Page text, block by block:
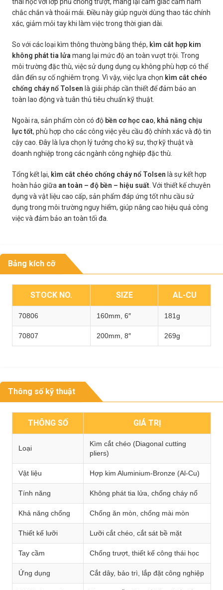
chắc chắn và thoải mái. Điều này giúp người dùng thao tác chính
xác, giảm mỏi tay khi làm việc trong thời gian dài.
So với các loại kìm thông thường bằng thép, kìm cắt hợp kim
không phát tia lửa mang lại mức độ an toàn vượt trội. Trong
môi trường đặc thù, việc sử dụng dụng cụ không phù hợp có thể
dẫn đến sự cố nghiêm trọng. Vì vậy, việc lựa chọn kìm cắt chéo
chống cháy nổ Tolsen là giải pháp cần thiết để đảm bảo an
toàn lao động và tuân thủ tiêu chuẩn kỹ thuật.
Ngoài ra, sản phẩm còn có độ bền cơ học cao, khả năng chịu
lực tốt, phù hợp cho các công việc yêu cầu độ chính xác và độ tin
cậy cao. Đây là lựa chọn lý tưởng cho kỹ sư, thợ kỹ thuật và
doanh nghiệp trong các ngành công nghiệp đặc thù.
Tổng kết lại, kìm cắt chéo chống cháy nổ Tolsen là sự kết hợp
hoàn hảo giữa an toàn – độ bền – hiệu suất . Với thiết kế chuyên
dụng và vật liệu cao cấp, sản phẩm đáp ứng tốt nhu cầu sử
dụng trong môi trường nguy hiểm, giúp nâng cao hiệu quả công
việc và đảm bảo an toàn tối đa.
Bảng kích cỡ
STOCK NO. SIZE AL-CU
70806 160mm, 6″ 181g
70807 200mm, 8″ 269g
Thông số kỹ thuật
THÔNG SỐ GIÁ TRỊ
Loại
Kìm cắt chéo (Diagonal cutting
pliers)
Vật liệu Hợp kim Aluminium-Bronze (Al-Cu)
Tính năng Không phát tia lửa, chống cháy nổ
Khả năng chống Chống ăn mòn, chống mài mòn
Thiết kế lưỡi Lưỡi cắt chéo, cắt sát bề mặt
Tay cầm Chống trượt, thiết kế công thái học
Ứng dụng Cắt dây, bảo trì, lắp đặt công nghiệp